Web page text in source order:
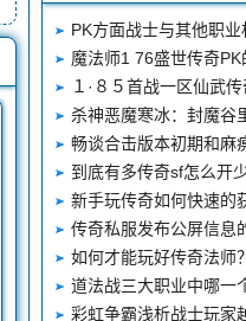
魔法师1 76盛世传奇PK
新手玩传奇如何快速的
如何才能玩好传奇法师？